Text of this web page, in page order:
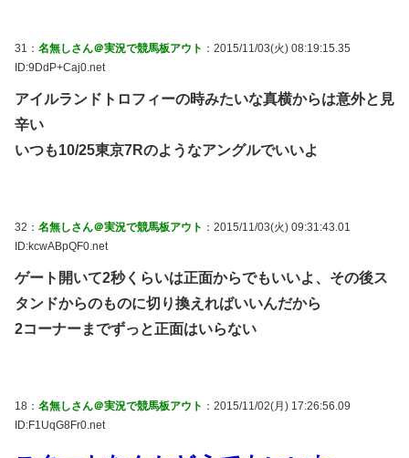
31： 名無しさん＠実況で競馬板アウト ：2015/11/03(火) 08:19:15.35
ID:9DdP+Caj0.net
アイルランドトロフィーの時みたいな真横からは意外と見
辛い
いつも10/25東京7Rのようなアングルでいいよ
32： 名無しさん＠実況で競馬板アウト ：2015/11/03(火) 09:31:43.01
ID:kcwABpQF0.net
ゲート開いて2秒くらいは正面からでもいいよ、その後ス
タンドからのものに切り換えればいいんだから
2コーナーまでずっと正面はいらない
18： 名無しさん＠実況で競馬板アウト ：2015/11/02(月) 17:26:56.09
ID:F1UqG8Fr0.net